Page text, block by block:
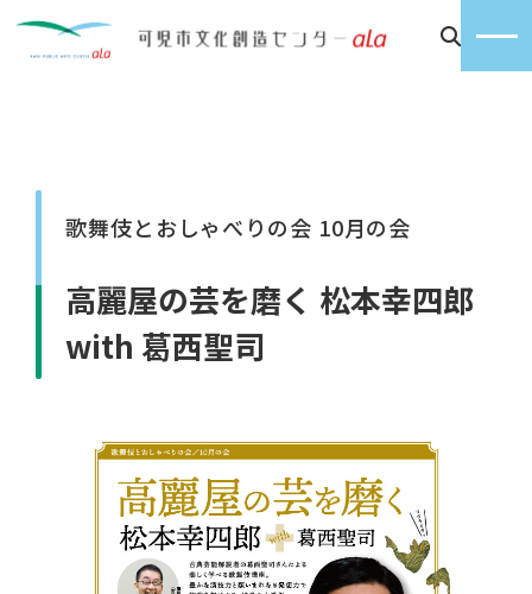
歌舞伎とおしゃべりの会 10月の会
高麗屋の芸を磨く 松本幸四郎
with 葛西聖司